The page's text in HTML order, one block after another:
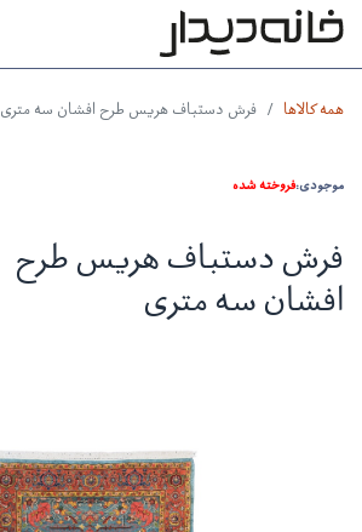
همه کالاها فرش دستباف هریس طرح افشان سه متری
موجودی:فروخته شده
فرش دستباف هریس طرح
افشان سه متری